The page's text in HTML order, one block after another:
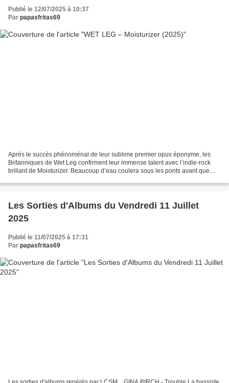
Publié le 12/07/2025 à 10:37
Par papasfritas69
Après le succès phénoménal de leur sublime premier opus éponyme, les
Britanniques de Wet Leg confirment leur immense talent avec l’indie-rock
brillant de Moisturizer. Beaucoup d’eau coulera sous les ponts avant que
Les Sorties d'Albums du Vendredi 11 Juillet
2025
Publié le 11/07/2025 à 17:31
Par papasfritas69